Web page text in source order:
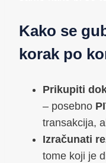
Kako se
korak po
Prikupiti
– posebno
transakcija,
Izračunati
tome koji je